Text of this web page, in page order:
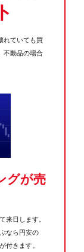
れていても買
不動品の場合
グが売
来日します。
なら円安の
付きます。